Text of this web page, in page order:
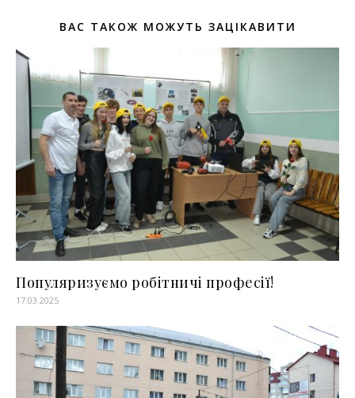
ВАС ТАКОЖ МОЖУТЬ ЗАЦІКАВИТИ
Популяризуємо робітничі професії!
17.03.2025